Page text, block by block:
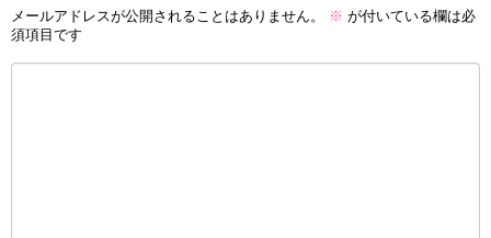
メールアドレスが公開されることはありません。 ※ が付いている欄は必
須項目です